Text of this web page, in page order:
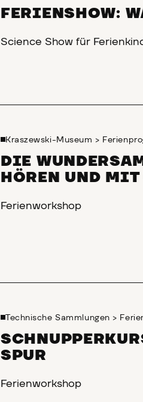
FERIENSHOW:
Science Show für
Kraszewski-Museum >
DIE
HÖREN UND
Ferienworkshop
Technische Sammlungen >
SPUR
Ferienworkshop